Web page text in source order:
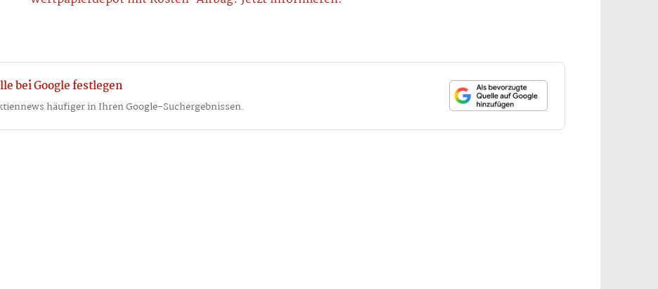
bei Google festlegen
häufiger in Ihren Google-Suchergebnissen.